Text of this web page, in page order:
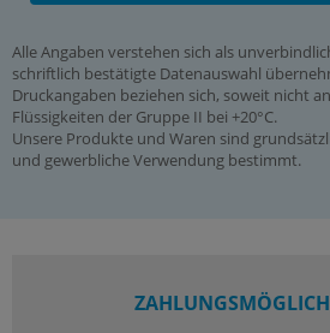
Alle Angaben verstehen sich als
schriftlich bestätigte Datenauswahl
Druckangaben beziehen sich, soweit nicht
Flüssigkeiten der Gruppe II bei +20°C.
Unsere Produkte und Waren sind
und gewerbliche Verwendung bestimmt.